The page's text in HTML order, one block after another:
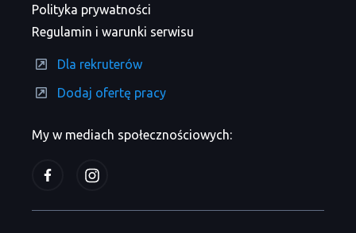
My w mediach społecznościowych:
Polityka prywatności
Regulamin i warunki serwisu
Dla rekruterów
Dodaj ofertę pracy